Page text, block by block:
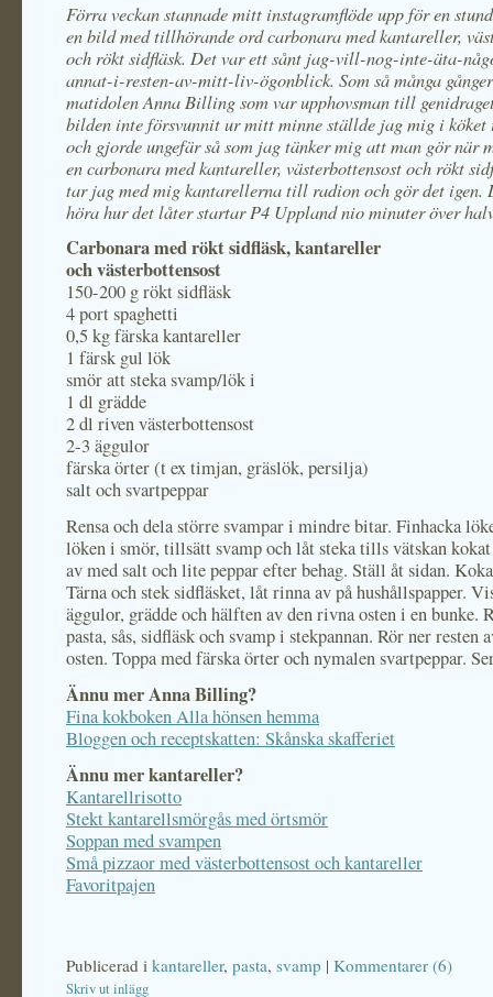
Förra veckan stannade mitt instagramflöde upp för en
en bild med tillhörande ord carbonara med kantareller,
och rökt sidfläsk. Det var ett sånt jag-vill-nog-inte-äta-
annat-i-resten-av-mitt-liv-ögonblick. Som så många
matidolen Anna Billing som var upphovsman till
bilden inte försvunnit ur mitt minne ställde jag mig i
och gjorde ungefär så som jag tänker mig att man gör när
en carbonara med kantareller, västerbottensost och rökt
tar jag med mig kantarellerna till radion och gör det igen.
höra hur det låter startar P4 Uppland nio minuter över
Carbonara med rökt sidfläsk, kantareller
och västerbottensost
150-200 g rökt sidfläsk
4 port spaghetti
0,5 kg färska kantareller
1 färsk gul lök
smör att steka svamp/lök i
1 dl grädde
2 dl riven västerbottensost
2-3 äggulor
färska örter (t ex timjan, gräslök, persilja)
salt och svartpeppar
Rensa och dela större svampar i mindre bitar. Finhacka
löken i smör, tillsätt svamp och låt steka tills vätskan
av med salt och lite peppar efter behag. Ställ åt sidan.
Tärna och stek sidfläsket, låt rinna av på hushållspapper.
äggulor, grädde och hälften av den rivna osten i en bunke.
pasta, sås, sidfläsk och svamp i stekpannan. Rör ner resten
osten. Toppa med färska örter och nymalen svartpeppar.
Ännu mer Anna Billing?
Fina kokboken Alla hönsen hemma
Bloggen och receptskatten: Skånska skafferiet
Ännu mer kantareller?
Kantarellrisotto
Stekt kantarellsmörgås med örtsmör
Soppan med svampen
Små pizzaor med västerbottensost och kantareller
Favoritpajen
Publicerad i kantareller, pasta, svamp | Kommentarer (6)
Skriv ut inlägg